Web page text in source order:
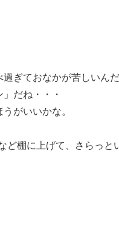
ぎておなかが苦しいんだ
だね・・・
がいいかな。
棚に上げて、さらっと